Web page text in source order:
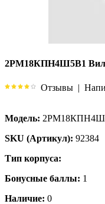
2РМ18КПН4Ш5В1
Отзывы |
Модель:
SKU (Артикул): 92384
Тип корпуса:
Бонусные баллы: 1
Наличие: 0